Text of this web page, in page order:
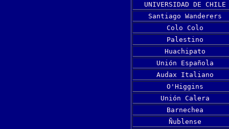
UNIVERSIDAD DE CHILE
Santiago Wanderers
Colo Colo
Palestino
Huachipato
Unión Española
Audax Italiano
O'Higgins
Unión Calera
Barnechea
Ñublense